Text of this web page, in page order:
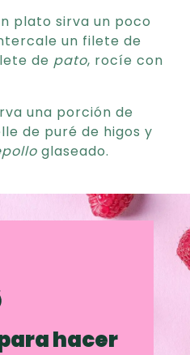
plato sirva un poco
un filete de
de pato, rocíe con
una porción de
de puré de higos y
glaseado.
hacer